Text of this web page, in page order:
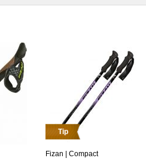
Tip
Fizan | Compact